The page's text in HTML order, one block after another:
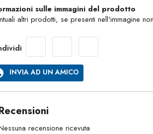
sulle immagini del prodotto
altri prodotti, se presenti nell'immagine
INVIA AD UN AMICO
recensione ricevuta